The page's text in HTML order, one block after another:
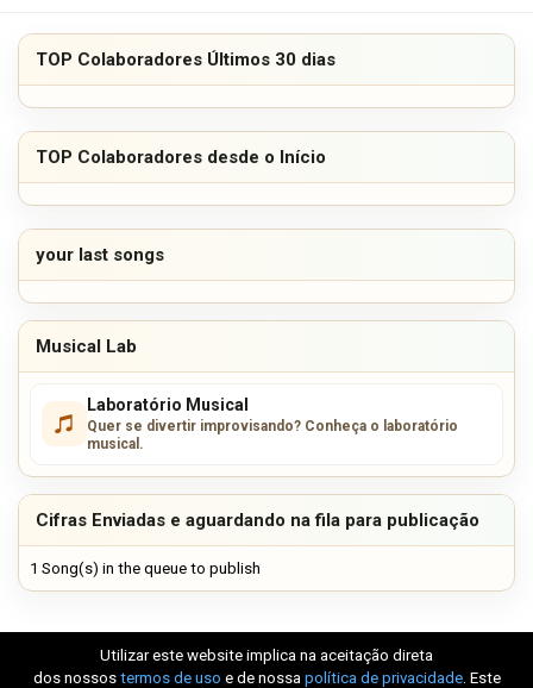
TOP Colaboradores Últimos 30 dias
TOP Colaboradores desde o Início
your last songs
Musical Lab
Laboratório Musical
Quer se divertir improvisando? Conheça o laboratório
musical.
Cifras Enviadas e aguardando na fila para publicação
1 Song(s) in the queue to publish
Utilizar este website implica na aceitação direta
dos nossos termos de uso e de nossa política de privacidade. Este